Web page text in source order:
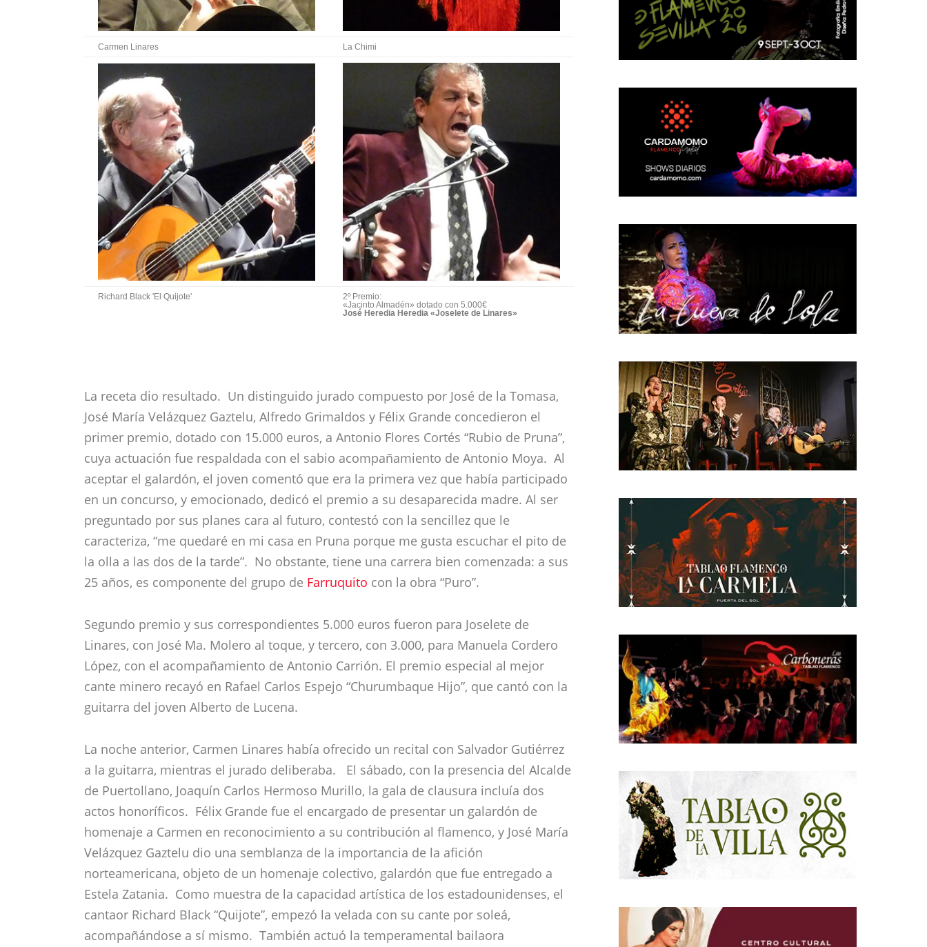
Carmen Linares La Chimi
Richard Black 'El Quijote'
2º Premio:
«Jacinto Almadén» dotado con 5.000€
José Heredia Heredia «Joselete de Linares»
La receta dio resultado. Un distinguido jurado compuesto por José de la Tomasa,
José María Velázquez Gaztelu, Alfredo Grimaldos y Félix Grande concedieron el
primer premio, dotado con 15.000 euros, a Antonio Flores Cortés “Rubio de Pruna”,
cuya actuación fue respaldada con el sabio acompañamiento de Antonio Moya. Al
aceptar el galardón, el joven comentó que era la primera vez que había participado
en un concurso, y emocionado, dedicó el premio a su desaparecida madre. Al ser
preguntado por sus planes cara al futuro, contestó con la sencillez que le
caracteriza, “me quedaré en mi casa en Pruna porque me gusta escuchar el pito de
la olla a las dos de la tarde”. No obstante, tiene una carrera bien comenzada: a sus
25 años, es componente del grupo de Farruquito con la obra “Puro”.
Segundo premio y sus correspondientes 5.000 euros fueron para Joselete de
Linares, con José Ma. Molero al toque, y tercero, con 3.000, para Manuela Cordero
López, con el acompañamiento de Antonio Carrión. El premio especial al mejor
cante minero recayó en Rafael Carlos Espejo “Churumbaque Hijo”, que cantó con la
guitarra del joven Alberto de Lucena.
La noche anterior, Carmen Linares había ofrecido un recital con Salvador Gutiérrez
a la guitarra, mientras el jurado deliberaba. El sábado, con la presencia del Alcalde
de Puertollano, Joaquín Carlos Hermoso Murillo, la gala de clausura incluía dos
actos honoríficos. Félix Grande fue el encargado de presentar un galardón de
homenaje a Carmen en reconocimiento a su contribución al flamenco, y José María
Velázquez Gaztelu dio una semblanza de la importancia de la afición
norteamericana, objeto de un homenaje colectivo, galardón que fue entregado a
Estela Zatania. Como muestra de la capacidad artística de los estadounidenses, el
cantaor Richard Black “Quijote”, empezó la velada con su cante por soleá,
acompañándose a sí mismo. También actuó la temperamental bailaora